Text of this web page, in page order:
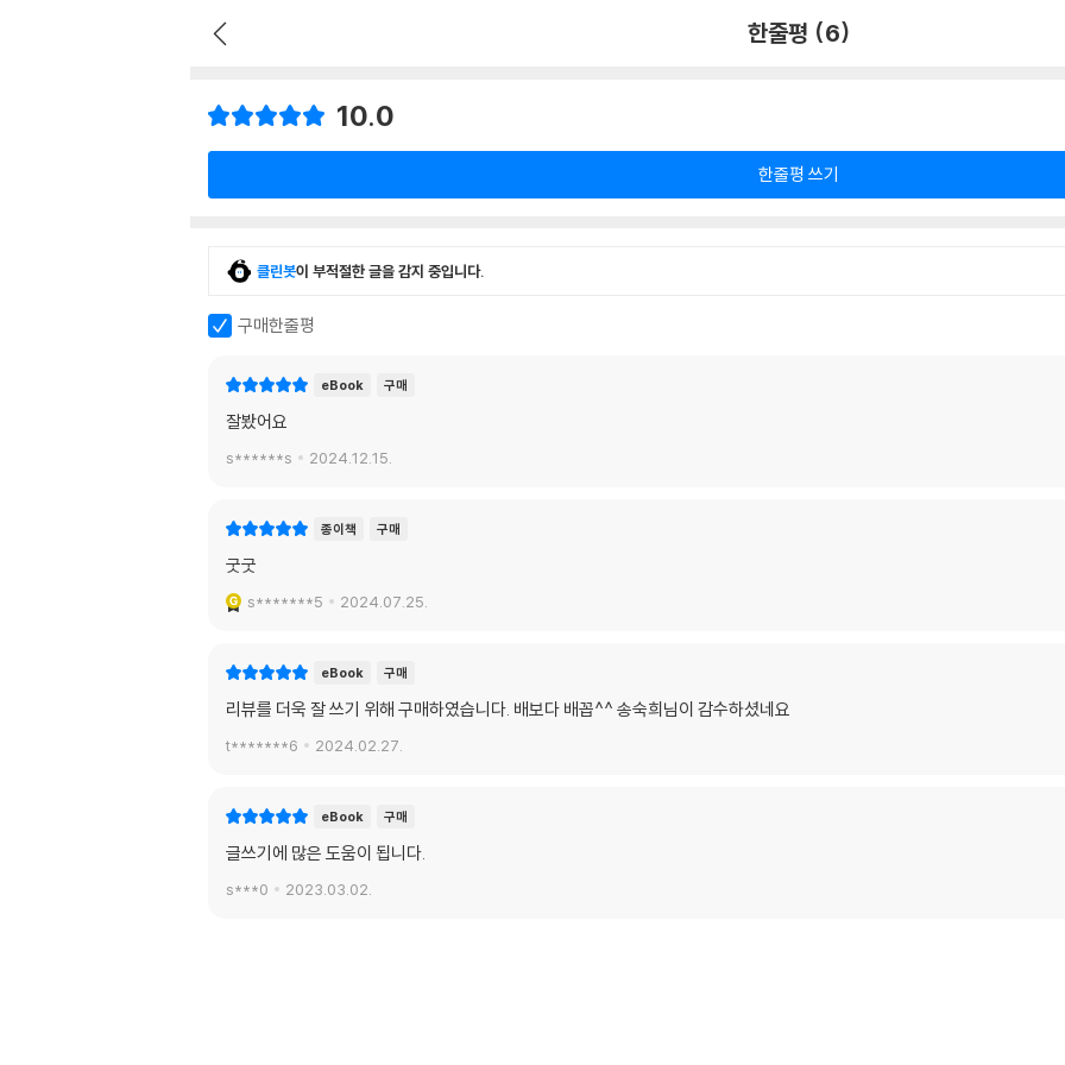
한줄평 (6)
10.0
한줄평 쓰기
클린봇이 부적절한 글을 감지 중입니다.
구매한줄평
eBook 구매
잘봤어요
s******s 2024.12.15.
종이책 구매
굿굿
s*******5 2024.07.25.
eBook 구매
리뷰를 더욱 잘 쓰기 위해 구매하였습니다. 배보다 배꼽^^ 송숙희님이 감수하셨네요
t*******6 2024.02.27.
eBook 구매
글쓰기에 많은 도움이 됩니다.
s***0 2023.03.02.